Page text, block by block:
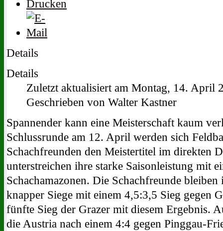
Details
Details
Zuletzt aktualisiert am Montag, 14. April
Geschrieben von Walter Kastner
Spannender kann eine Meisterschaft kaum
Schlussrunde am 12. April werden sich
Schachfreunden den Meistertitel im direkten
unterstreichen ihre starke Saisonleistung mit
Schachamazonen. Die Schachfreunde
knapper Siege mit einem 4,5:3,5 Sieg gegen
fünfte Sieg der Grazer mit diesem Ergebnis.
die Austria nach einem 4:4 gegen Pinggau-